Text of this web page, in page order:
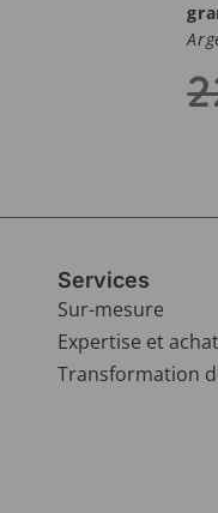
Services
Sur-mesure
Expertise et
Transformation